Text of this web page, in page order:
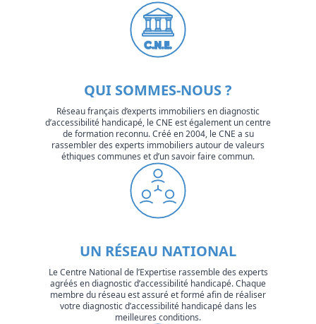
QUI SOMMES-NOUS ?
Réseau français d’experts immobiliers en diagnostic
d’accessibilité handicapé, le CNE est également un centre
de formation reconnu. Créé en 2004, le CNE a su
rassembler des experts immobiliers autour de valeurs
éthiques communes et d’un savoir faire commun.
UN RÉSEAU NATIONAL
Le Centre National de l’Expertise rassemble des experts
agréés en diagnostic d’accessibilité handicapé. Chaque
membre du réseau est assuré et formé afin de réaliser
votre diagnostic d’accessibilité handicapé dans les
meilleures conditions.